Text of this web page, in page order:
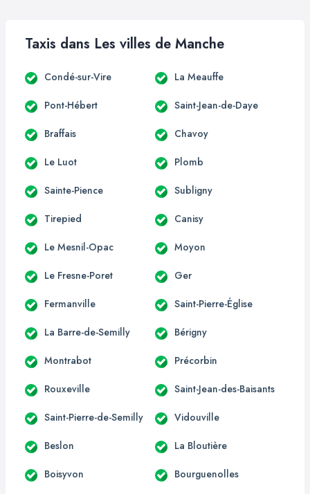
Taxis dans Les villes de Manche
Condé-sur-Vire La Meauffe
Pont-Hébert Saint-Jean-de-Daye
Braffais Chavoy
Le Luot Plomb
Sainte-Pience Subligny
Tirepied Canisy
Le Mesnil-Opac Moyon
Le Fresne-Poret Ger
Fermanville Saint-Pierre-Église
La Barre-de-Semilly Bérigny
Montrabot Précorbin
Rouxeville Saint-Jean-des-Baisants
Saint-Pierre-de-Semilly Vidouville
Beslon La Bloutière
Boisyvon Bourguenolles